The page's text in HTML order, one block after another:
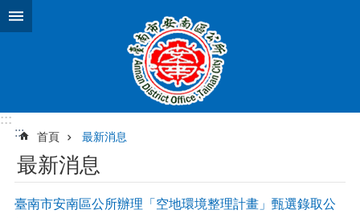
跳到主要內容區塊
:::
:::
首頁 最新消息
最新消息
臺南市安南區公所辦理「空地環境整理計畫」甄選錄取公